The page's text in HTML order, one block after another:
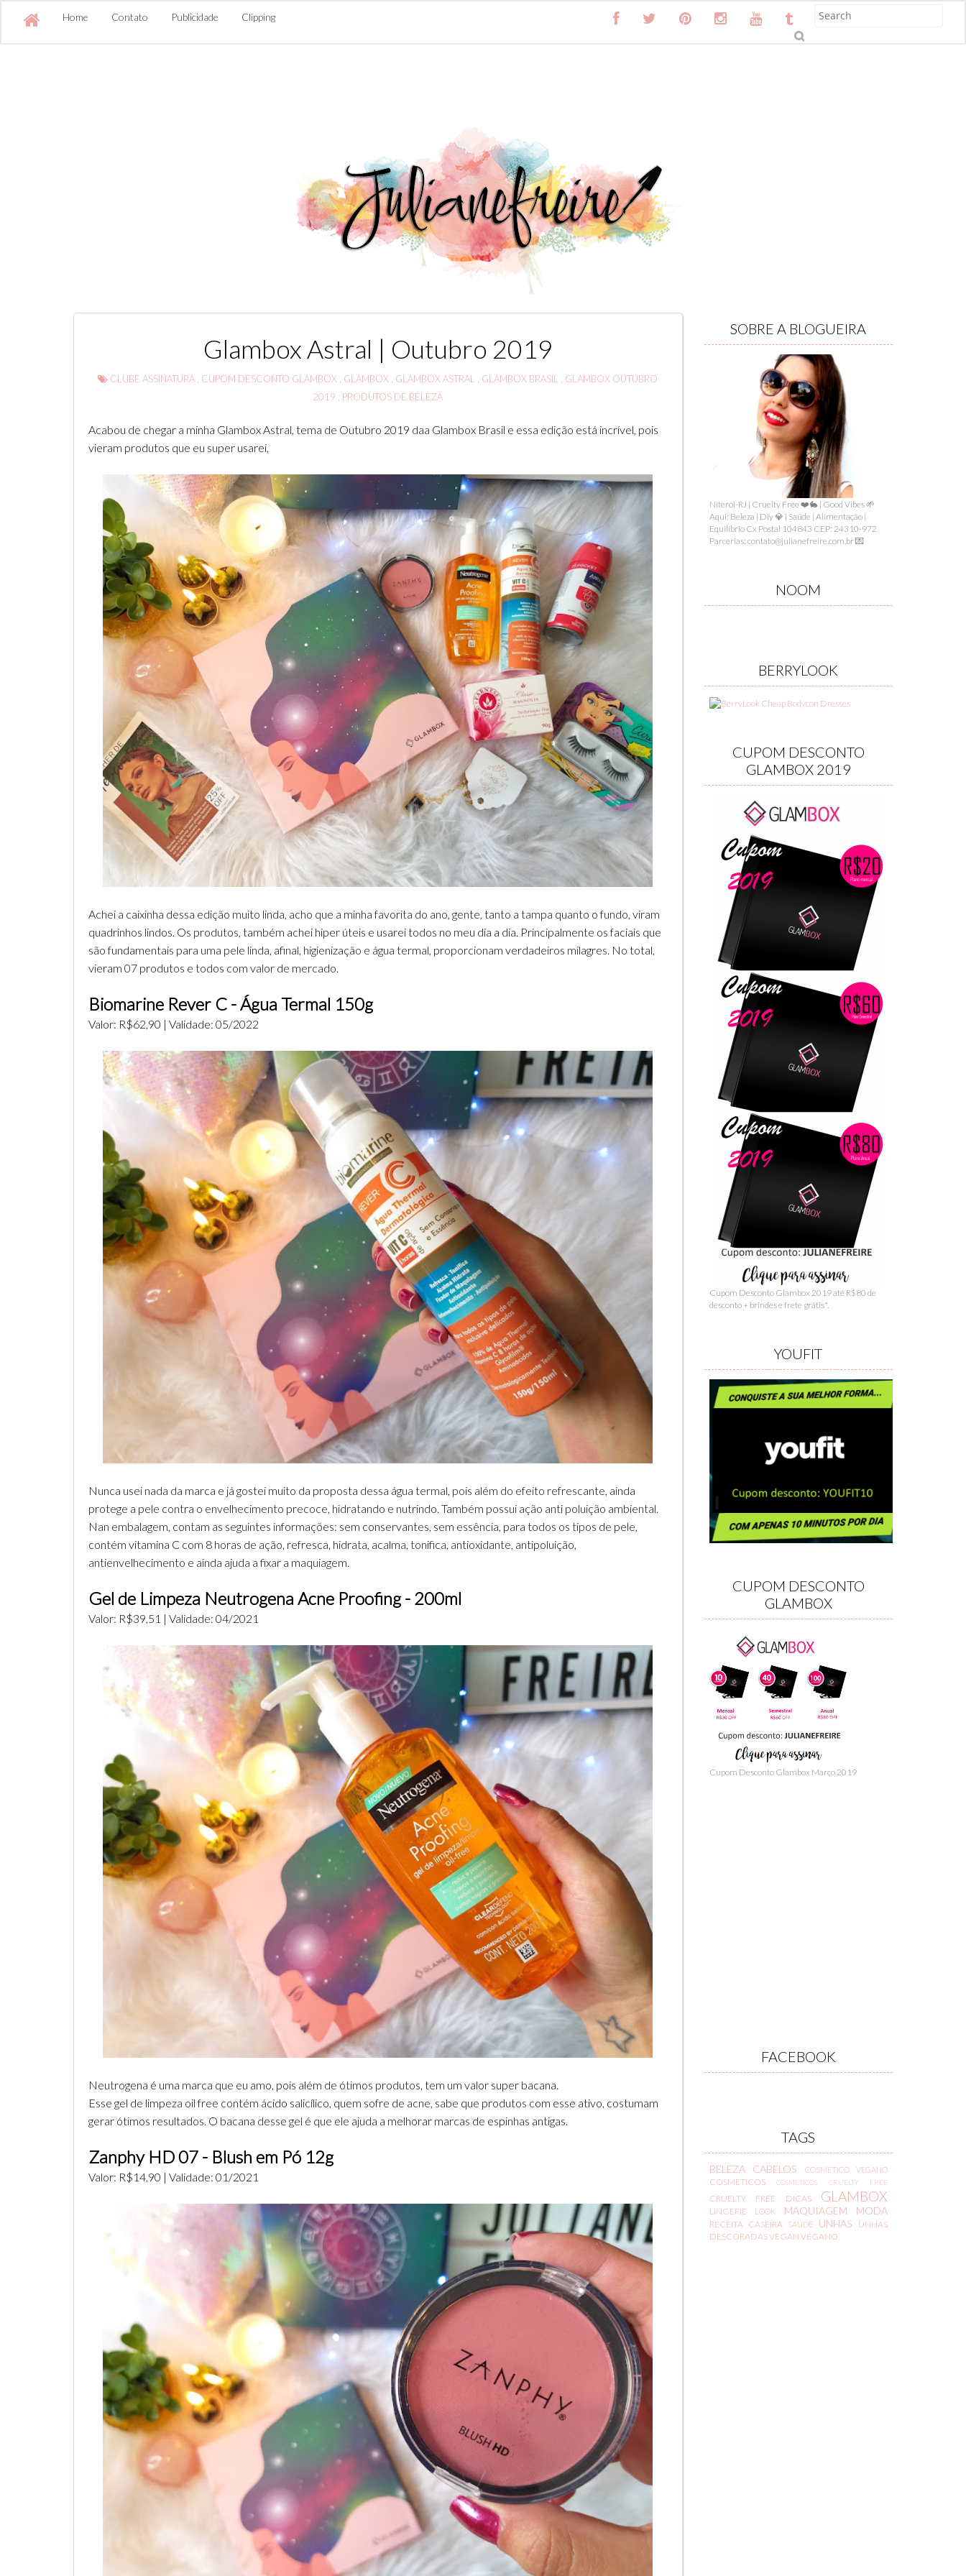
Home Contato Publicidade Clipping
S
Glambox Astral | Outubro 2019
CLUBE ASSINATURA CUPOM DESCONTO GLAMBOX GLAMBOX GLAMBOX ASTRAL GLAMBOX BRASIL
GLAMBOX OUTUBRO
2019
PRODUTOS DE BELEZA
Acabou de chegar a minha Glambox Astral, tema de Outubro 2019 daa Glambox Brasil e essa edição está incrível, pois
vieram produtos que eu super usarei,
Achei a caixinha dessa edição muito linda, acho que a minha favorita do ano, gente, tanto a tampa quanto o fundo, viram
quadrinhos lindos. Os produtos, também achei hiper úteis e usarei todos no meu dia a dia. Principalmente os faciais que
são fundamentais para uma pele linda, afinal, higienização e água termal, proporcionam verdadeiros milagres. No total,
vieram 07 produtos e todos com valor de mercado.
Biomarine Rever C - Água Termal 150g
Valor: R$62,90 | Validade: 05/2022
Nunca usei nada da marca e já gostei muito da proposta dessa água termal, pois além do efeito refrescante, ainda
protege a pele contra o envelhecimento precoce, hidratando e nutrindo. Também possui ação anti poluição ambiental.
Nan embalagem, contam as seguintes informações: sem conservantes, sem essência, para todos os tipos de pele,
contém vitamina C com 8 horas de ação, refresca, hidrata, acalma, tonifica, antioxidante, antipoluição,
antienvelhecimento e ainda ajuda a fixar a maquiagem.
Gel de Limpeza Neutrogena Acne Proofing - 200ml
Valor: R$39,51 | Validade: 04/2021
Neutrogena é uma marca que eu amo, pois além de ótimos produtos, tem um valor super bacana.
Esse gel de limpeza oil free contém ácido salicílico, quem sofre de acne, sabe que produtos com esse ativo, costumam
gerar ótimos resultados. O bacana desse gel é que ele ajuda a melhorar marcas de espinhas antigas.
Zanphy HD 07 - Blush em Pó 12g
Valor: R$14,90 | Validade: 01/2021
SOBRE A BLOGUEIRA
Niterói-RJ | Cruelty Free ❤️🐇 | Good Vibes 🌱
Aqui: Beleza | Diy 💎 | Saúde | Alimentação |
Equilíbrio Cx Postal 104843 CEP: 24310-972
Parcerias: contato@julianefreire.com.br 💌
NOOM
BERRYLOOK
CUPOM DESCONTO
GLAMBOX 2019
Cupom Desconto Glambox 2019 até R$80 de
desconto + brindes e frete grátis*.
YOUFIT
CUPOM DESCONTO
GLAMBOX
Cupom Desconto Glambox Março 2019
FACEBOOK
TAGS
BELEZA CABELOS COSMETICO VEGANO
COSMETICOSCOSMETICOS CRUELTY FREE
CRUELTY FREE DICAS GLAMBOX
LINGERIE LOOK MAQUIAGEM MODA
RECEITA CASEIRA SAÚDE UNHAS
UNHAS
DESCORADASVEGAN VEGANO